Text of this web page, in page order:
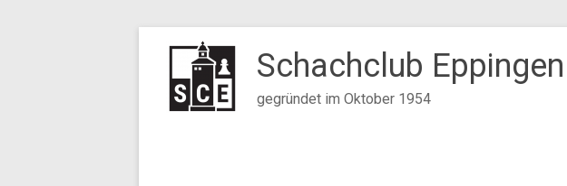
Inhalt
springen
Schachclub Eppingen
gegründet im Oktober 1954